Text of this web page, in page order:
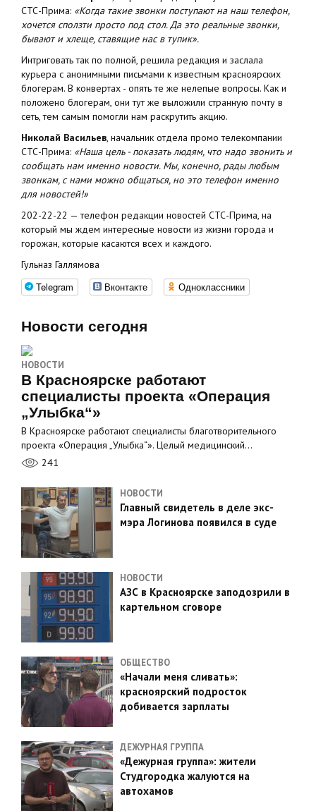
СТС-Прима: «Когда такие звонки поступают на наш телефон,
хочется сползти просто под стол. Да это реальные звонки,
бывают и хлеще, ставящие нас в тупик».
Интриговать так по полной, решила редакция и заслала
курьера с анонимными письмами к известным красноярских
блогерам. В конвертах - опять те же нелепые вопросы. Как и
положено блогерам, они тут же выложили странную почту в
сеть, тем самым помогли нам раскрутить акцию.
Николай Васильев, начальник отдела промо телекомпании
СТС-Прима: «Наша цель - показать людям, что надо звонить и
сообщать нам именно новости. Мы, конечно, рады любым
звонкам, с нами можно общаться, но это телефон именно
для новостей!»
202-22-22 — телефон редакции новостей СТС-Прима, на
который мы ждем интересные новости из жизни города и
горожан, которые касаются всех и каждого.
Гульназ Галлямова
Telegram Вконтакте Одноклассники
Новости сегодня
НОВОСТИ
В Красноярске работают
специалисты проекта «Операция
„Улыбка“»
В Красноярске работают специалисты благотворительного
проекта «Операция „Улыбка“». Целый медицинский…
241
НОВОСТИ
Главный свидетель в деле экс-
мэра Логинова появился в суде
НОВОСТИ
АЗС в Красноярске заподозрили в
картельном сговоре
ОБЩЕСТВО
«Начали меня сливать»:
красноярский подросток
добивается зарплаты
ДЕЖУРНАЯ ГРУППА
«Дежурная группа»: жители
Студгородка жалуются на
автохамов